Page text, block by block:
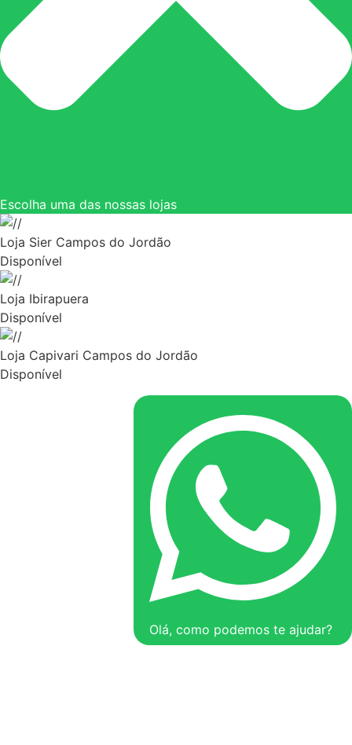
Escolha uma das nossas lojas
Loja Sier Campos do Jordão
Disponível
Loja Ibirapuera
Disponível
Loja Capivari Campos do Jordão
Disponível
Olá, como podemos te ajudar?